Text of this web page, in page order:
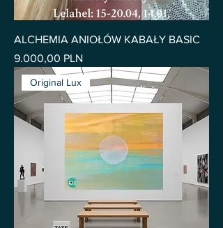
ALCHEMIA ANIOŁÓW KABAŁY BASIC
Pris
9.000,00 PLN
Original Lux